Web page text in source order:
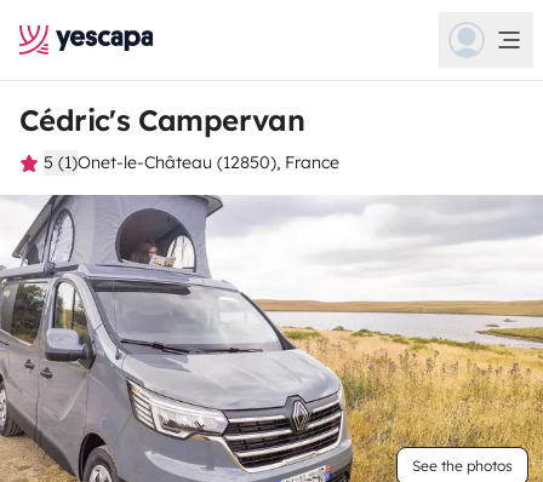
Cédric's Campervan
5 (1)Onet-le-Château (12850), France
See the photos